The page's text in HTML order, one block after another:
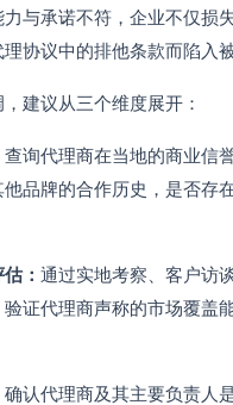
与承诺不符，企业不仅损
协议中的排他条款而陷入被
建议从三个维度展开：
查询代理商在当地的商业信
品牌的合作历史，是否存
： 通过实地考察、客户访
证代理商声称的市场覆盖
确认代理商及其主要负责人